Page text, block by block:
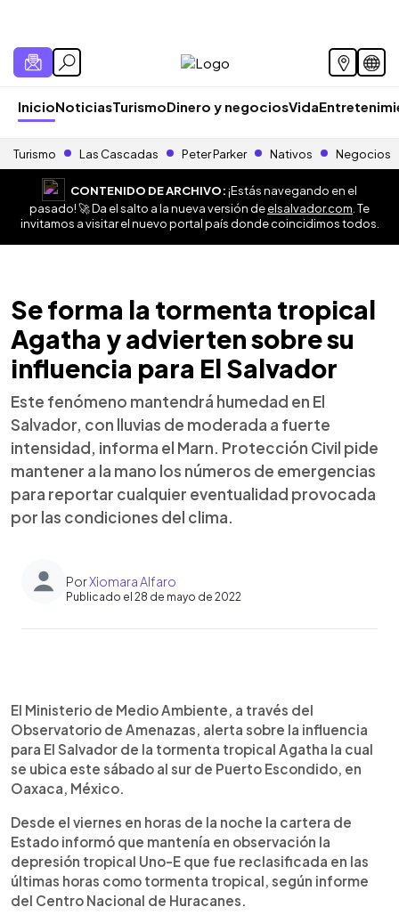
InicioNoticiasTurismoDinero y negociosVida
Turismo Las Cascadas Peter Parker Nativos Negocios
CONTENIDO DE ARCHIVO:¡Estás navegando en el
pasado! 🚀 Da el salto a la nueva versión deelsalvador.com . Te
invitamos a visitar el nuevo portal país donde coincidimos todos.
Se forma la tormenta tropical
Agatha y advierten sobre su
influencia para El Salvador
Este fenómeno mantendrá humedad en El
Salvador, con lluvias de moderada a fuerte
intensidad, informa el Marn. Protección Civil pide
mantener a la mano los números de emergencias
para reportar cualquier eventualidad provocada
por las condiciones del clima.
PorXiomara Alfaro
Publicado el 28 de mayo de 2022
► Escuchar artículo
El Ministerio de Medio Ambiente, a través del
Observatorio de Amenazas, alerta sobre la influencia
para El Salvador de la tormenta tropical Agatha la cual
se ubica este sábado al sur de Puerto Escondido, en
Oaxaca, México.
Desde el viernes en horas de la noche la cartera de
Estado informó que mantenía en observación la
depresión tropical Uno-E que fue reclasificada en las
últimas horas como tormenta tropical, según informe
del Centro Nacional de Huracanes.